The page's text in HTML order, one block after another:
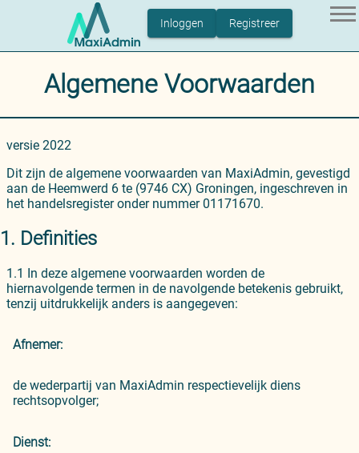
inhoud
Over MaxiAdmin
Inloggen Registreer
Algemene Voorwaarden
versie 2022
Dit zijn de algemene voorwaarden van MaxiAdmin, gevestigd
aan de Heemwerd 6 te (9746 CX) Groningen, ingeschreven in
het handelsregister onder nummer 01171670.
1. Definities
1.1 In deze algemene voorwaarden worden de
hiernavolgende termen in de navolgende betekenis gebruikt,
tenzij uitdrukkelijk anders is aangegeven:
Afnemer:
de wederpartij van MaxiAdmin respectievelijk diens
rechtsopvolger;
Dienst: